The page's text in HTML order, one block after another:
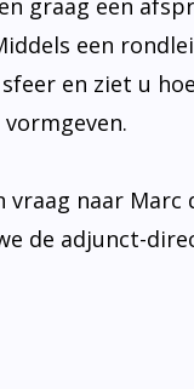
graag een
een
en ziet u
vraag naar Marc
de adjunct-